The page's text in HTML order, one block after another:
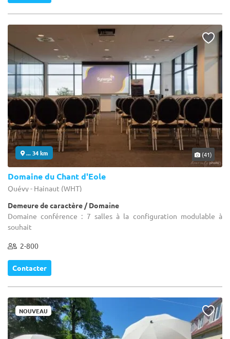
... 34 km (41)
Domaine du Chant d'Eole
Quévy - Hainaut (WHT)
Demeure de caractère / Domaine
Domaine conférence : 7 salles à la configuration modulable à
souhait
2-800
Contacter
NOUVEAU